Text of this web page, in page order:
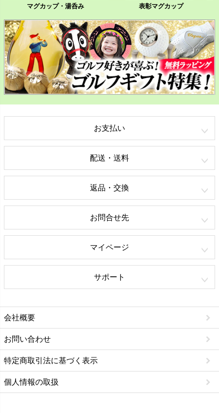
マグカップ・湯呑み 表彰マグカップ
お支払い
配送・送料
返品・交換
お問合せ先
マイページ
サポート
会社概要
お問い合わせ
特定商取引法に基づく表示
個人情報の取扱